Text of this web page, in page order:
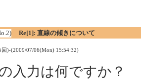
Re[1]: 直線の傾きについて
回)-(2009/07/06(Mon) 15:54:32)
入力は何ですか？